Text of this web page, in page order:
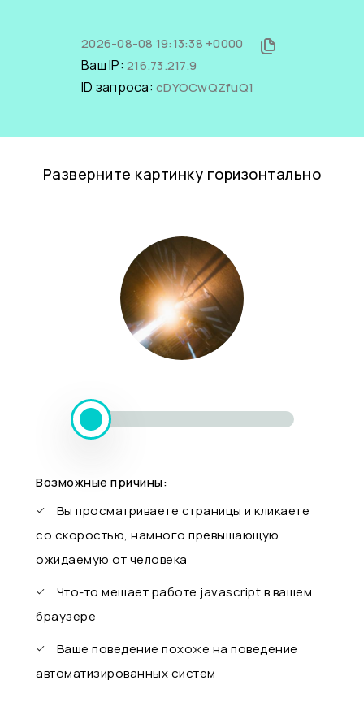
2026-08-08 19:13:38 +0000
Ваш IP: 216.73.217.9
ID запроса: cDYOCwQZfuQ1
Разверните картинку горизонтально
Возможные причины:
Вы просматриваете страницы и кликаете
со скоростью, намного превышающую
ожидаемую от человека
Что-то мешает работе javascript в вашем
браузере
Ваше поведение похоже на поведение
автоматизированных систем